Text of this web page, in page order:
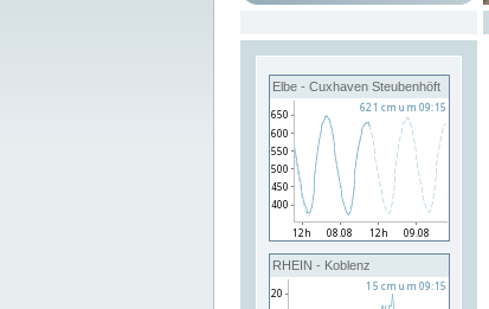
Elbe - Cuxhaven Steubenhöft
RHEIN - Koblenz